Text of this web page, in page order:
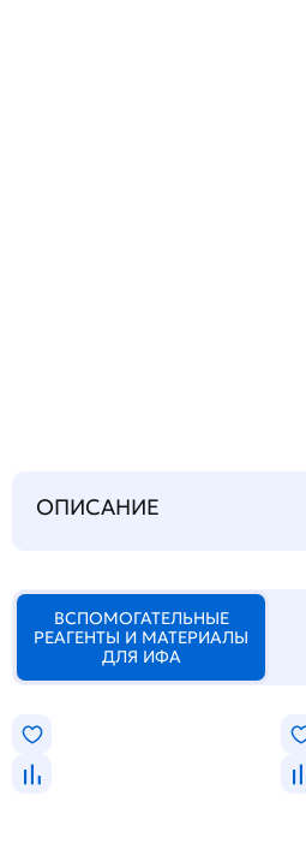
ОПИСАНИЕ
ВСПОМОГАТЕЛЬНЫЕ
РЕАГЕНТЫ И МАТЕРИАЛЫ
ДЛЯ ИФА